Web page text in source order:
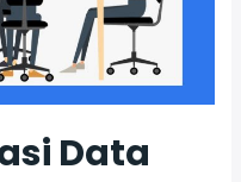
Data